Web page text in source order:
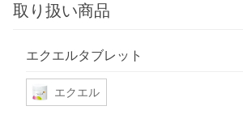
取り扱い商品
エクエルタブレット
エクエル